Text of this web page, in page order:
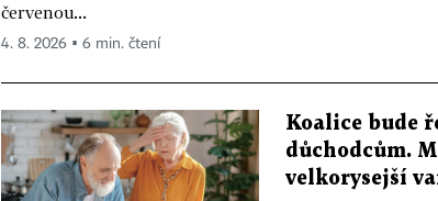
červenou...
4. 8. 2026 ▪ 6 min. čtení
Koalice bude
důchodcům.
velkorysejší